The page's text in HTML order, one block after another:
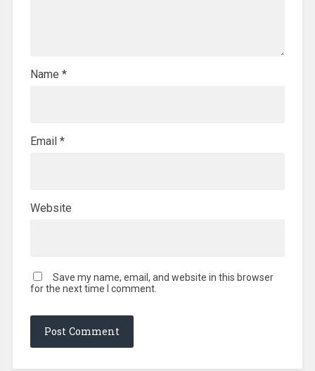
Name *
Email *
Website
Save my name, email, and website in this browser
for the next time I comment.